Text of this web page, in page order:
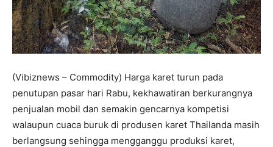
(Vibiznews – Commodity) Harga karet turun pada
penutupan pasar hari Rabu, kekhawatiran berkurangnya
penjualan mobil dan semakin gencarnya kompetisi
walaupun cuaca buruk di produsen karet Thailanda masih
berlangsung sehingga mengganggu produksi karet,